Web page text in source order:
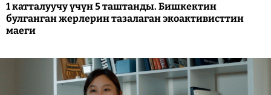
1 катталуучу үчүн 5 таштанды. Бишкектин
булганган жерлерин тазалаган экоактивисттин
маеги